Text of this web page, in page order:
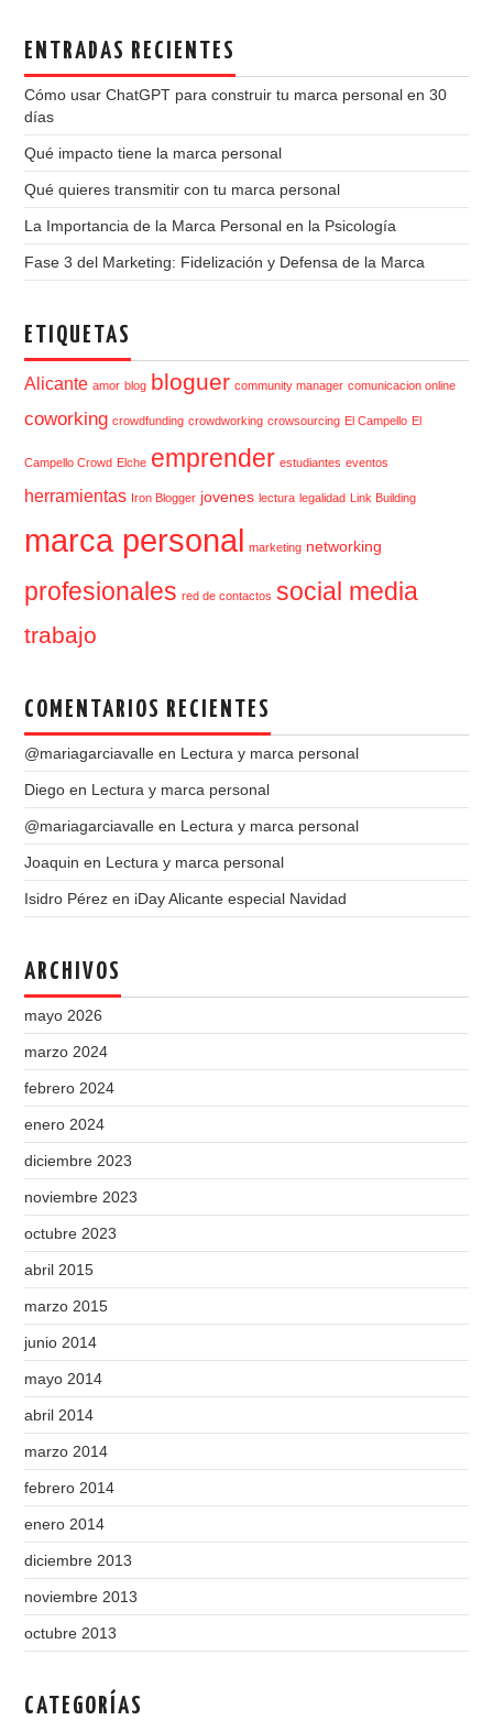
ENTRADAS RECIENTES
Cómo usar ChatGPT para construir tu marca personal en 30
días
Qué impacto tiene la marca personal
Qué quieres transmitir con tu marca personal
La Importancia de la Marca Personal en la Psicología
Fase 3 del Marketing: Fidelización y Defensa de la Marca
ETIQUETAS
Alicante amor blog bloguer community manager comunicacion online
coworking crowdfunding crowdworking crowsourcing El Campello El
Campello Crowd Elche emprender estudiantes eventos
herramientas Iron Blogger jovenes lectura legalidad Link Building
marca personal marketing networking
profesionales red de contactos social media
trabajo
COMENTARIOS RECIENTES
@mariagarciavalle en Lectura y marca personal
Diego en Lectura y marca personal
@mariagarciavalle en Lectura y marca personal
Joaquin en Lectura y marca personal
Isidro Pérez en iDay Alicante especial Navidad
ARCHIVOS
mayo 2026
marzo 2024
febrero 2024
enero 2024
diciembre 2023
noviembre 2023
octubre 2023
abril 2015
marzo 2015
junio 2014
mayo 2014
abril 2014
marzo 2014
febrero 2014
enero 2014
diciembre 2013
noviembre 2013
octubre 2013
CATEGORÍAS